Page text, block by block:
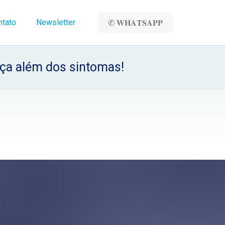
Newsletter ✆ 𝐖𝐇𝐀𝐓𝐒𝐀𝐏𝐏
além dos sintomas!